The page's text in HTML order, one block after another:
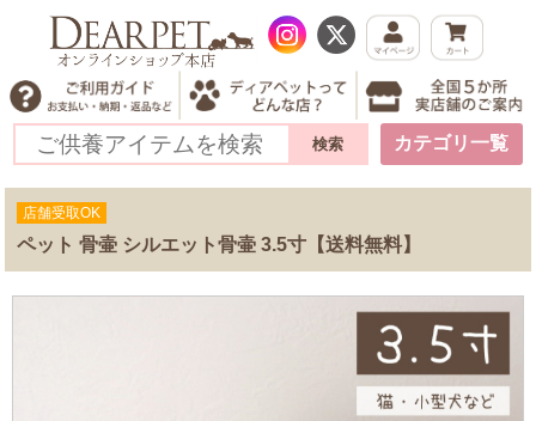
カテゴリ一覧
店舗受取OK
ペット 骨壷 シルエット骨壷 3.5寸【送料無料】